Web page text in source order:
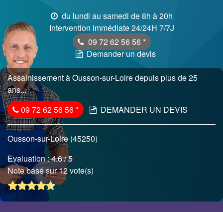
du lundi au samedi de 8h à 20h
Intervention immédiate 24/24H 7/7J
09 72 62 56 56 *
Demander un devis
Assainissement à Ousson-sur-Loire depuis plus de 25
ans...
09 72 62 56 56* DEMANDER UN DEVIS
Ousson-sur-Loire (45250)
Evaluation :4.6/ 5
Note basé sur 12 vote(s)